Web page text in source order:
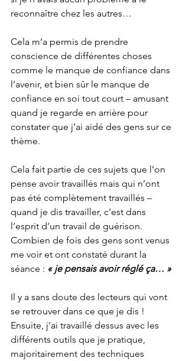
reconnaître chez les autres…
Cela m’a permis de prendre
conscience de différentes choses
comme le manque de confiance dans
l’avenir, et bien sûr le manque de
confiance en soi tout court – amusant
quand je regarde en arrière pour
constater que j’ai aidé des gens sur ce
thème.
Cela fait partie de ces sujets que l’on
pense avoir travaillés mais qui n’ont
pas été complètement travaillés –
quand je dis travailler, c’est dans
l’esprit d’un travail de guérison.
Combien de fois des gens sont venus
me voir et ont constaté durant la
séance : « je pensais avoir réglé ça… »
Il y a sans doute des lecteurs qui vont
se retrouver dans ce que je dis !
Ensuite, j’ai travaillé dessus avec les
différents outils que je pratique,
majoritairement des techniques